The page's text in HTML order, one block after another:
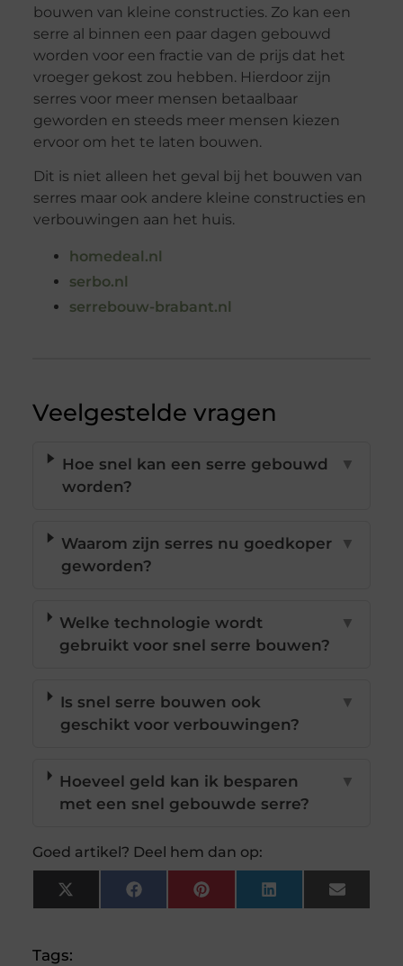
bouwen van kleine constructies. Zo kan een
serre al binnen een paar dagen gebouwd
worden voor een fractie van de prijs dat het
vroeger gekost zou hebben. Hierdoor zijn
serres voor meer mensen betaalbaar
geworden en steeds meer mensen kiezen
ervoor om het te laten bouwen.
Dit is niet alleen het geval bij het bouwen van
serres maar ook andere kleine constructies en
verbouwingen aan het huis.
homedeal.nl
serbo.nl
serrebouw-brabant.nl
Veelgestelde vragen
Hoe snel kan een serre gebouwd
worden?
▼
Waarom zijn serres nu goedkoper
geworden?
▼
Welke technologie wordt
gebruikt voor snel serre bouwen?
▼
Is snel serre bouwen ook
geschikt voor verbouwingen?
▼
Hoeveel geld kan ik besparen
met een snel gebouwde serre?
▼
Goed artikel? Deel hem dan op:
X
(Twitter)
FacebookPinterestLinkedInEmail
Tags: